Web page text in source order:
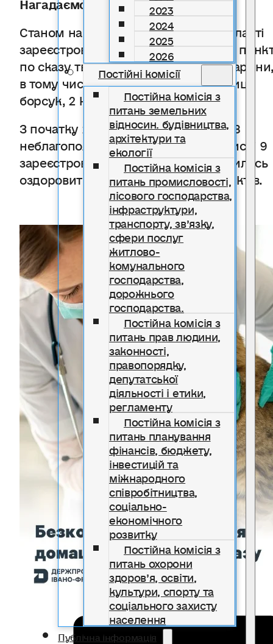
2023
2024
2025
2026
Постійні комісії
Постійна комісія з
питань земельних
відносин. будівництва,
архітектури та
екології
Постійна комісія з
питань промисловості,
лісового господарства,
інфраструктури,
транспорту, зв’язку,
сфери послуг
житлово-
комунального
господарства,
дорожнього
господарства.
Постійна комісія з
питань прав людини,
законності,
правопорядку,
депутатської
діяльності і етики,
регламенту
Постійна комісія з
питань планування
фінансів, бюджету,
інвестицій та
міжнародного
співробітництва,
соціально-
економічного
розвитку
Постійна комісія з
питань охорони
здоров’я, освіти,
культури, спорту та
соціального захисту
населення
Публічна інформація
Станом на 01.11.2025 на території області
зареєстровано 24 неблагополучних
по сказу тварин, де захворіло 24
в тому числі: 7 собак, 11 котів, 3 лисиці,
борсук, 2 корови.
З початку 2025 року оздоровлено 28
неблагополучних пунктів, в тому числі 9
зареєстрованих у 2025 році. Залишилось
оздоровити 5 неблагополучних пунктів.